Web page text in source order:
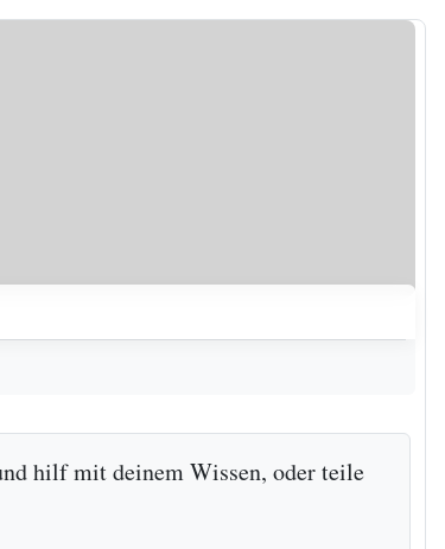
hilf mit deinem Wissen, oder teile